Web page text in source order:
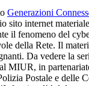
Generazioni
sito internet
il fenomeno del
della Rete. Il
Da vedere la
MIUR, in
Postale e delle